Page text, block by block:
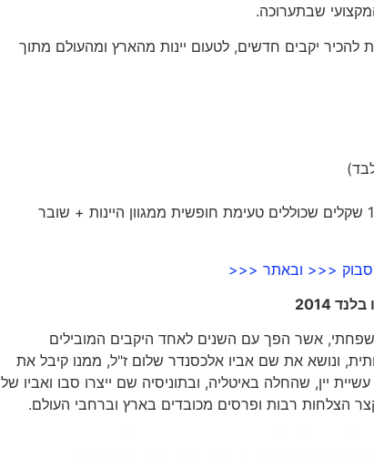
להכיר יקבים חדשים, לטעום יינות מהארץ ומהעולם מתוך
כניסת קהל רחב ב- 2 ימי הארוע בין השעות 18:30 – 22:00. מחיר: 150 שקלים שכוללים טעימת חופשית ממגוון היינות + שובר
<<< ובאתר <<<
אשר הפך עם השנים לאחד היקבים המובילים
על הנחלה המשפחתית, ונושא את שם אביו אלכסנדר שלום ז"ל, ממנו קיבל את
יין, שהחלה באיטליה, ובתוניסיה שם ייצרו סבו ואביו של
הצלחות רבות ופרסים מכובדים בארץ וברחבי העולם.